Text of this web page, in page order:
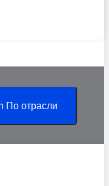
По отрасли